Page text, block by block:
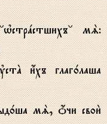
мS:
и4хъ глаг0лаша
мS, џчи свои2